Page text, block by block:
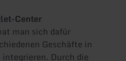
Center
man sich dafür
Geschäfte in
Durch die